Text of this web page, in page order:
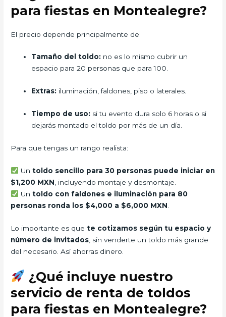
para fiestas en Montealegre?
El precio depende principalmente de:
Tamaño del toldo: no es lo mismo cubrir un
espacio para 20 personas que para 100.
Extras: iluminación, faldones, piso o laterales.
Tiempo de uso: si tu evento dura solo 6 horas o si
dejarás montado el toldo por más de un día.
Para que tengas un rango realista:
Un toldo sencillo para 30 personas puede iniciar en
$1,200 MXN , incluyendo montaje y desmontaje.
Un toldo con faldones e iluminación para 80
personas ronda los $4,000 a $6,000 MXN
Lo importante es quete cotizamos según tu espacio y
número de invitados , sin venderte un toldo más grande
del necesario. Así ahorras dinero.
¿Qué incluye nuestro
servicio de renta de toldos
para fiestas en Montealegre?